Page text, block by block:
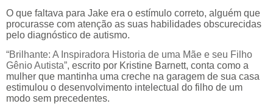
O que faltava para Jake era o estímulo correto, alguém que
procurasse com atenção as suas habilidades obscurecidas
pelo diagnóstico de autismo.
“Brilhante: A Inspiradora Historia de uma Mãe e seu Filho
Gênio Autista”, escrito por Kristine Barnett, conta como a
mulher que mantinha uma creche na garagem de sua casa
estimulou o desenvolvimento intelectual do filho de um
modo sem precedentes.